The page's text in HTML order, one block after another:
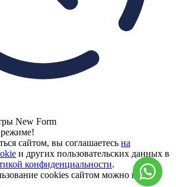
New Form
сайтом, вы соглашаетесь на
и других пользовательских данных в
конфиденциальности.
cookies сайтом можно в